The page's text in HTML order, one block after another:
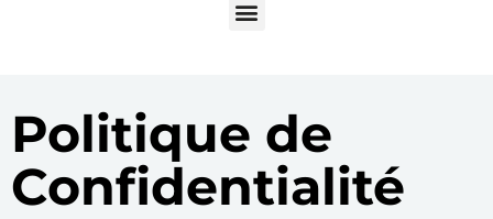
Politique de
Confidentialité